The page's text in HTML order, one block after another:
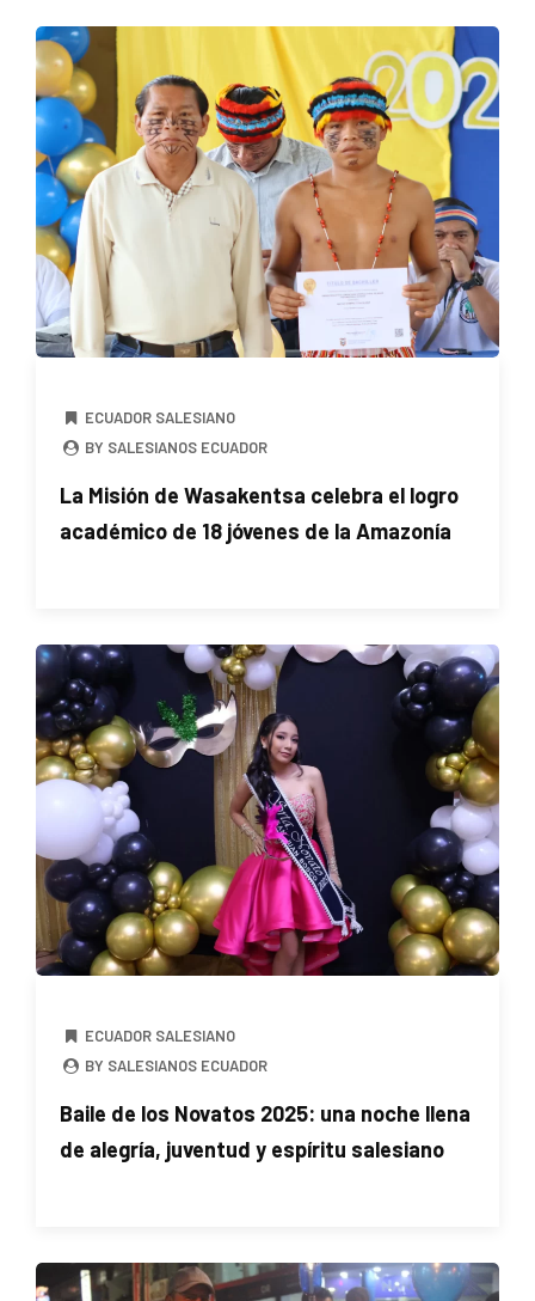
ECUADOR SALESIANO
BY SALESIANOS ECUADOR
La Misión de Wasakentsa celebra el logro
académico de 18 jóvenes de la Amazonía
ECUADOR SALESIANO
BY SALESIANOS ECUADOR
Baile de los Novatos 2025: una noche llena
de alegría, juventud y espíritu salesiano